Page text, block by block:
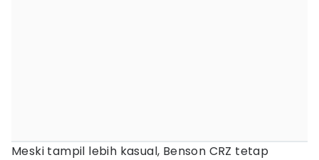
Meski tampil lebih kasual, Benson CRZ tetap